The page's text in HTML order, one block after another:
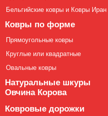
Бельгийские ковры и Ковры Иран
Ковры по форме
Прямоугольные ковры
Круглые или квадратные
Овальные ковры
Натуральные шкуры
Овчина Корова
Ковровые дорожки